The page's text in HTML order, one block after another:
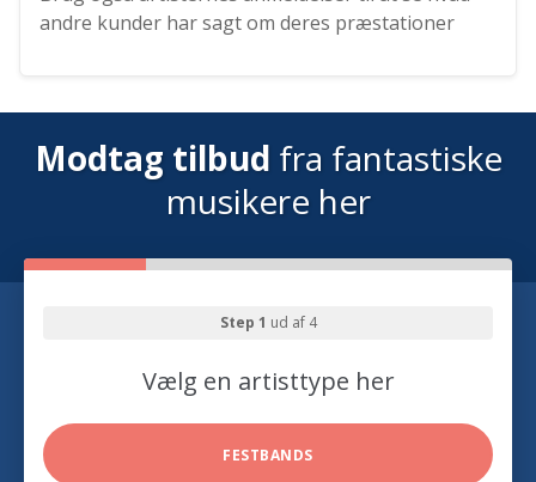
andre kunder har sagt om deres præstationer
Modtag tilbud fra fantastiske
musikere her
Step 1 ud af 4
Vælg en artisttype her
FESTBANDS